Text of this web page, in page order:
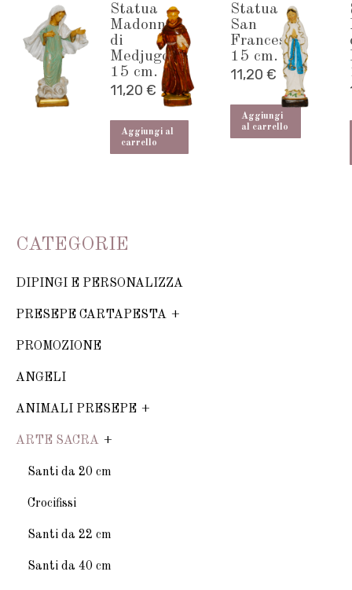
quantità
Statua
Madonna
di
Medjugorje
15 cm.
11,20 €
Aggiungi al
carrello
Statua
San
Francesco
15 cm.
11,20 €
Aggiungi
al carrello
CATEGORIE
DIPINGI E PERSONALIZZA
PRESEPE CARTAPESTA
PROMOZIONE
ANGELI
ANIMALI PRESEPE
ARTE SACRA
Santi da 20 cm
Crocifissi
Santi da 22 cm
Santi da 40 cm